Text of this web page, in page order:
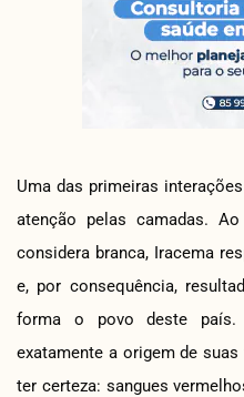
Uma das primeiras
atenção pelas camadas.
considera branca, Iracema
e, por consequência,
forma o povo deste país.
exatamente a origem de
ter certeza: sangues